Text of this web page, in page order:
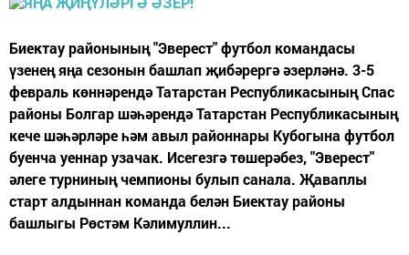
Биектау районының "Эверест" футбол командасы
үзенең яңа сезонын башлап җибәрергә әзерләнә. 3-5
февраль көннәрендә Татарстан Республикасының Спас
районы Болгар шәһәрендә Татарстан Республикасының
кече шәһәрләре һәм авыл районнары Кубогына футбол
буенча уеннар узачак. Исегезгә төшерәбез, "Эверест"
әлеге турниның чемпионы булып санала. Җаваплы
старт алдыннан команда белән Биектау районы
башлыгы Рөстәм Кәлимуллин...